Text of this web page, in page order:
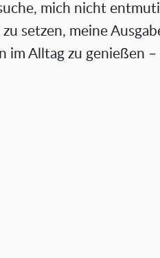
mich nicht
setzen, meine
im Alltag zu genießen –